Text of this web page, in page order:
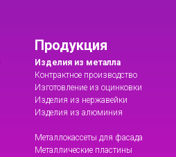
Продукция
Изделия из металла
Контрактное производство
Изготовление из оцинковки
Изделия из нержавейки
Изделия из алюминия
Металлокассеты для фасада
Металлические пластины